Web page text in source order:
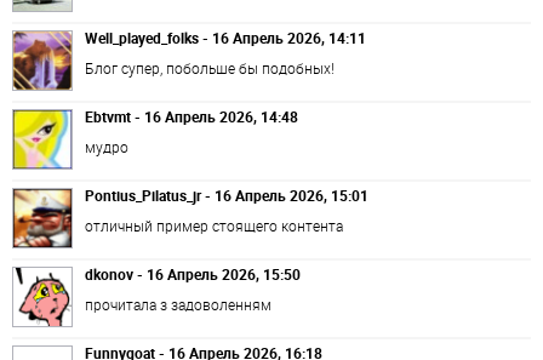
Well_played_folks - 16 Апрель 2026, 14:11
Блог супер, побольше бы подобных!
Ebtvmt - 16 Апрель 2026, 14:48
мудро
Pontius_Pilatus_jr - 16 Апрель 2026, 15:01
отличный пример стоящего контента
dkonov - 16 Апрель 2026, 15:50
прочитала з задоволенням
Funnygoat - 16 Апрель 2026, 16:18